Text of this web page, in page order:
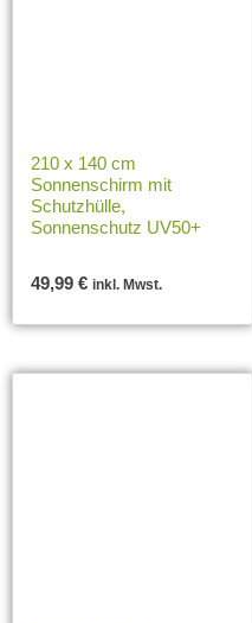
210 x 140 cm
Sonnenschirm mit
Schutzhülle,
Sonnenschutz UV50+
49,99 € inkl. Mwst.